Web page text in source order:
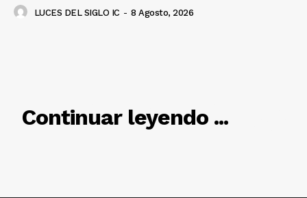
Contacto
LUCES DEL SIGLO IC - 8 Agosto, 2026
Continuar leyendo ...
RELACIONADO